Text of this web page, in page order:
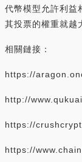
代幣模型允許利益
其投票的權重就越
相關鏈接：
https://
http://
https://
https://